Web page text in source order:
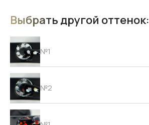
Выбрать другой оттенок:
№1
№2